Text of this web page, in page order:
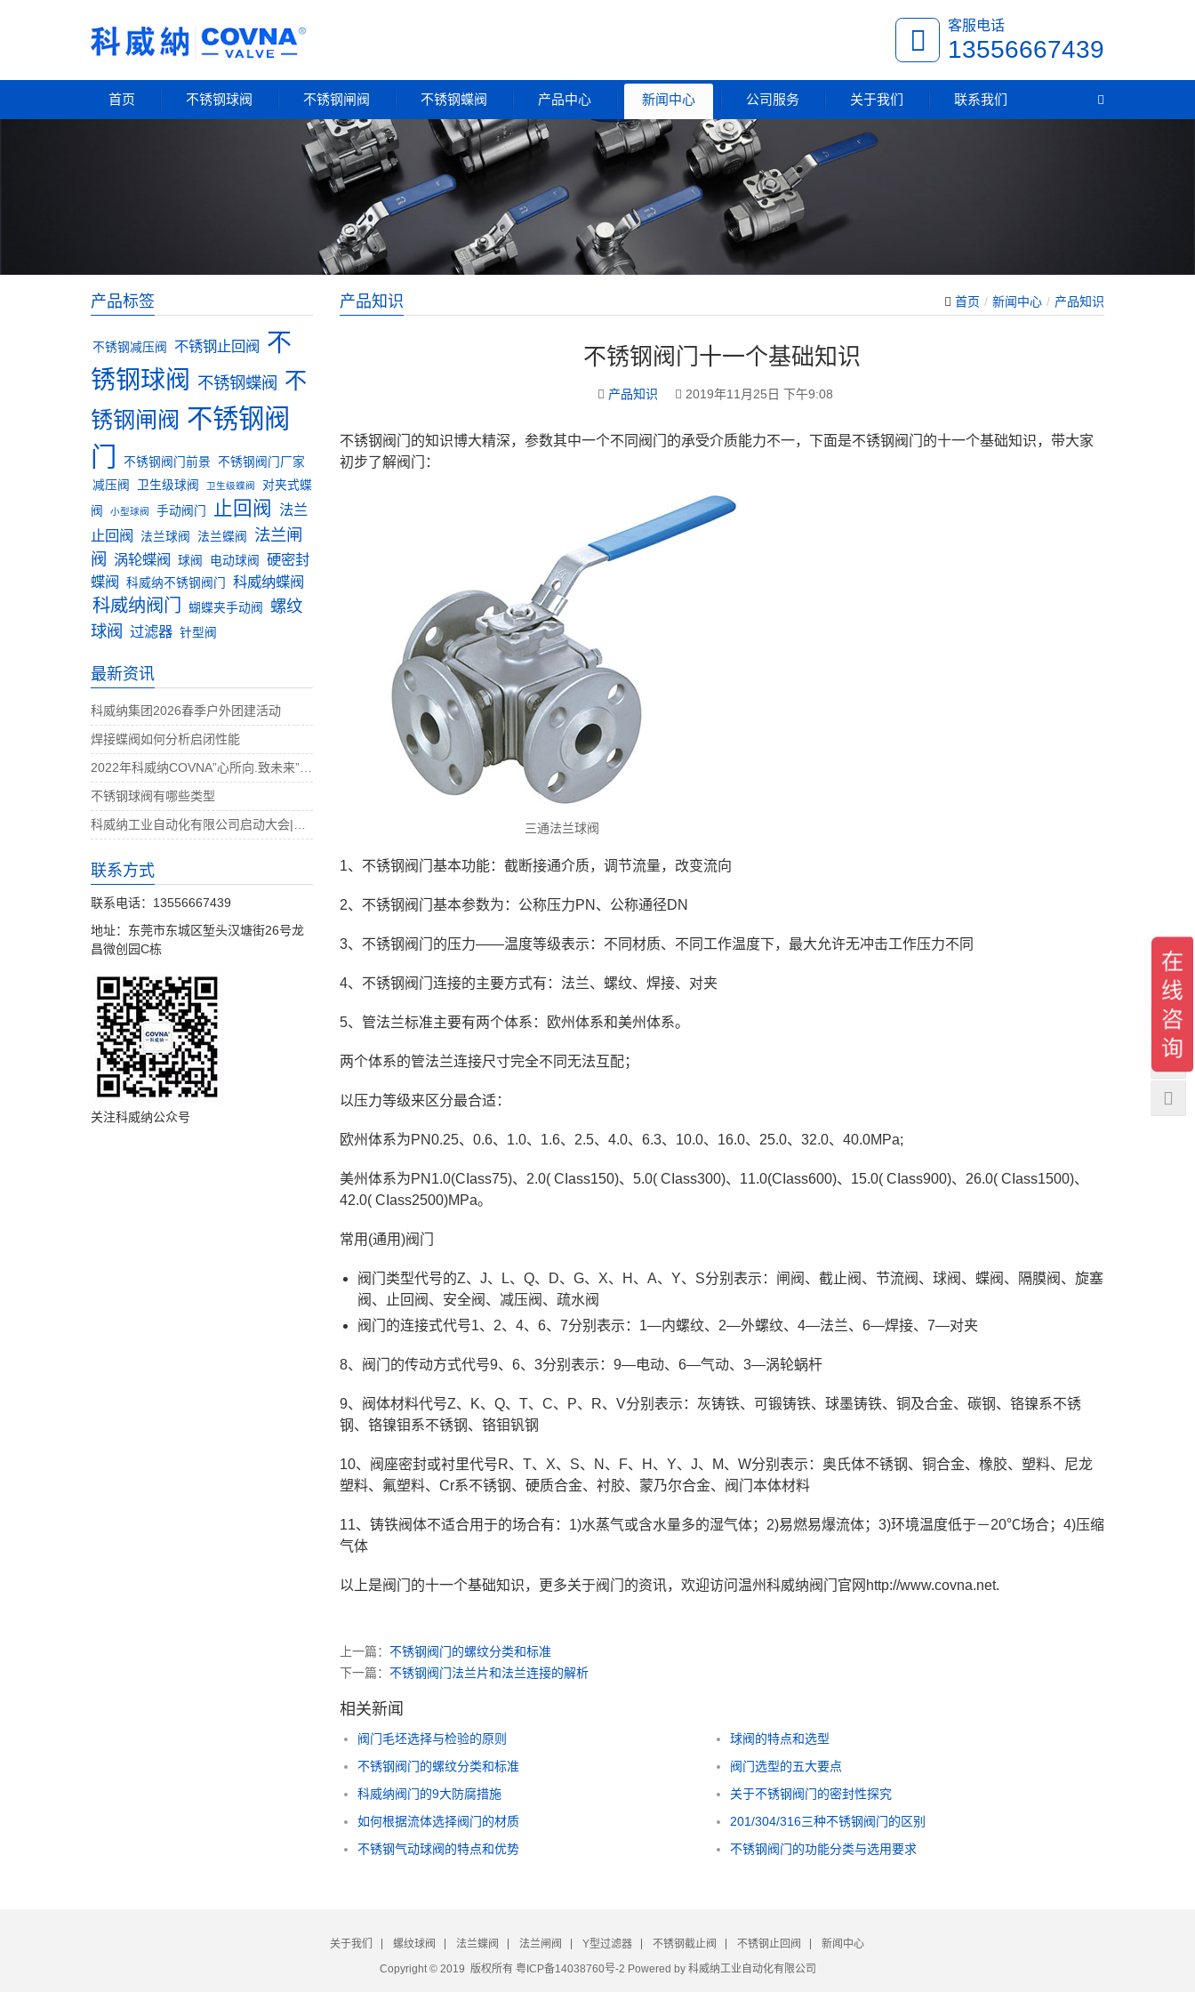
客服电话
13556667439
首页 不锈钢球阀 不锈钢闸阀 不锈钢蝶阀 产品中心 新闻中心 公司服务 关于我们 联系我们
首页 新闻中心 产品知识
产品知识
不锈钢阀门十一个基础知识
产品知识 2019年11月25日 下午9:08
不锈钢阀门的知识博大精深，参数其中一个不同阀门的承受介质能力不一，下面是不锈钢阀门的十一个基础知识，带大家
初步了解阀门：
三通法兰球阀
1、不锈钢阀门基本功能：截断接通介质，调节流量，改变流向
2、不锈钢阀门基本参数为：公称压力PN、公称通径DN
3、不锈钢阀门的压力——温度等级表示：不同材质、不同工作温度下，最大允许无冲击工作压力不同
4、不锈钢阀门连接的主要方式有：法兰、螺纹、焊接、对夹
5、管法兰标准主要有两个体系：欧州体系和美州体系。
两个体系的管法兰连接尺寸完全不同无法互配；
以压力等级来区分最合适：
欧州体系为PN0.25、0.6、1.0、1.6、2.5、4.0、6.3、10.0、16.0、25.0、32.0、40.0MPa;
美州体系为PN1.0(CIass75)、2.0( CIass150)、5.0( CIass300)、11.0(CIass600)、15.0( CIass900)、26.0( CIass1500)、
42.0( CIass2500)MPa。
常用(通用)阀门
阀门类型代号的Z、J、L、Q、D、G、X、H、A、Y、S分别表示：闸阀、截止阀、节流阀、球阀、蝶阀、隔膜阀、旋塞
阀、止回阀、安全阀、减压阀、疏水阀
阀门的连接式代号1、2、4、6、7分别表示：1—内螺纹、2—外螺纹、4—法兰、6—焊接、7—对夹
8、阀门的传动方式代号9、6、3分别表示：9—电动、6—气动、3—涡轮蜗杆
9、阀体材料代号Z、K、Q、T、C、P、R、V分别表示：灰铸铁、可锻铸铁、球墨铸铁、铜及合金、碳钢、铬镍系不锈
钢、铬镍钼系不锈钢、铬钼钒钢
10、阀座密封或衬里代号R、T、X、S、N、F、H、Y、J、M、W分别表示：奥氏体不锈钢、铜合金、橡胶、塑料、尼龙
塑料、氟塑料、Cr系不锈钢、硬质合金、衬胶、蒙乃尔合金、阀门本体材料
11、铸铁阀体不适合用于的场合有：1)水蒸气或含水量多的湿气体；2)易燃易爆流体；3)环境温度低于－20℃场合；4)压缩
气体
以上是阀门的十一个基础知识，更多关于阀门的资讯，欢迎访问温州科威纳阀门官网http://www.covna.net.
上一篇： 不锈钢阀门的螺纹分类和标准
下一篇： 不锈钢阀门法兰片和法兰连接的解析
相关新闻
阀门毛坯选择与检验的原则
球阀的特点和选型
不锈钢阀门的螺纹分类和标准
阀门选型的五大要点
科威纳阀门的9大防腐措施
关于不锈钢阀门的密封性探究
如何根据流体选择阀门的材质
201/304/316三种不锈钢阀门的区别
不锈钢气动球阀的特点和优势
不锈钢阀门的功能分类与选用要求
产品标签
不锈钢减压阀 不锈钢止回阀
不
锈钢球阀
不锈钢蝶阀 不
锈钢闸阀 不锈钢阀
门
不锈钢阀门前景 不锈钢阀门厂家
减压阀
卫生级球阀 卫生级蝶阀
对夹式蝶
阀
小型球阀 手动阀门 止回阀
法兰
止回阀
法兰球阀 法兰蝶阀
法兰闸
阀 涡轮蝶阀 球阀 电动球阀
硬密封
蝶阀
科威纳不锈钢阀门 科威纳蝶阀
科威纳阀门 蝴蝶夹手动阀
螺纹
球阀 过滤器 针型阀
最新资讯
科威纳集团2026春季户外团建活动
焊接蝶阀如何分析启闭性能
不锈钢球阀有哪些类型
联系方式
联系电话：13556667439
地址：东莞市东城区堑头汉塘街26号龙
昌微创园C栋
关注科威纳公众号
关于我们 螺纹球阀 法兰蝶阀 法兰闸阀 Y型过滤器 不锈钢截止阀 不锈钢止回阀
新闻中心
Copyright © 2019 版权所有 粤ICP备14038760号-2 Powered by 科威纳工业自动化有限公司